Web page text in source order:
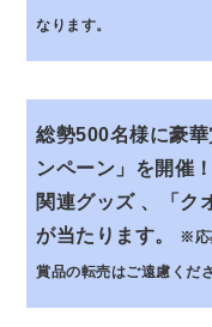
なります。
総勢500名様に豪
ンペーン」を開催！
関連グッズ 、「ク
が当たります。
※応
賞品の転売はご遠慮くださ